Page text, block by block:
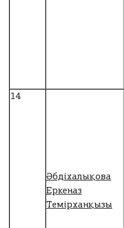
14
Әбдіхалықова
Еркеназ
Темірханқызы